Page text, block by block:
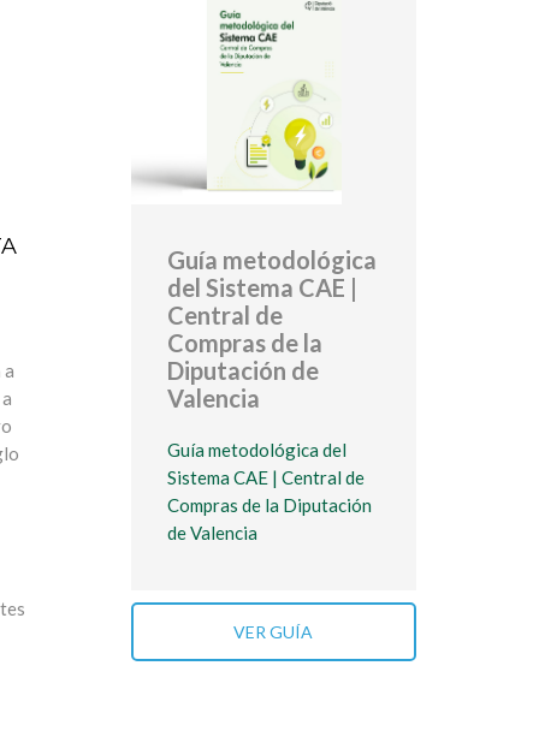
a
Guía metodológica
del Sistema CAE |
Central de
Compras de la
Diputación de
Valencia
Guía metodológica del
Sistema CAE | Central de
Compras de la Diputación
de Valencia
VER GUÍA